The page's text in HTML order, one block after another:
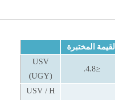
القيمة المختبرة
≤4.8.
USV
(UGY)
USV / H